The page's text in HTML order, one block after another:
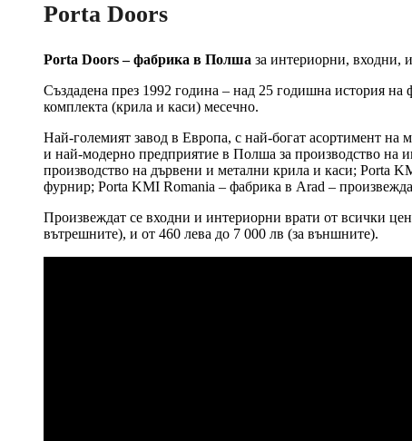
Porta Doors
Porta Doors – фабрика в Полша за интериорни, входни,
Създадена през 1992 година – над 25 годишна история
комплекта (крила и каси) месечно.
Най-големият завод в Европа, с най-богат асортимент на
и най-модерно предприятие в Полша за производство на
производство на дървени и метални крила и каси; Porta
фурнир; Porta KMI Romania – фабрика в Arad –
Произвеждат се входни и интериорни врати от всички
вътрешните), и от 460 лева до 7 000 лв (за външните).